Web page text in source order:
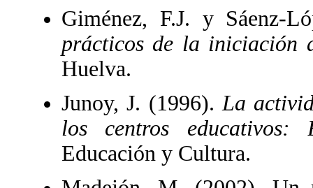
Giménez, F.J. y Sáenz-
prácticos de la iniciación
Huelva.
Junoy, J. (1996).La
los centros educativos:
Educación y Cultura.